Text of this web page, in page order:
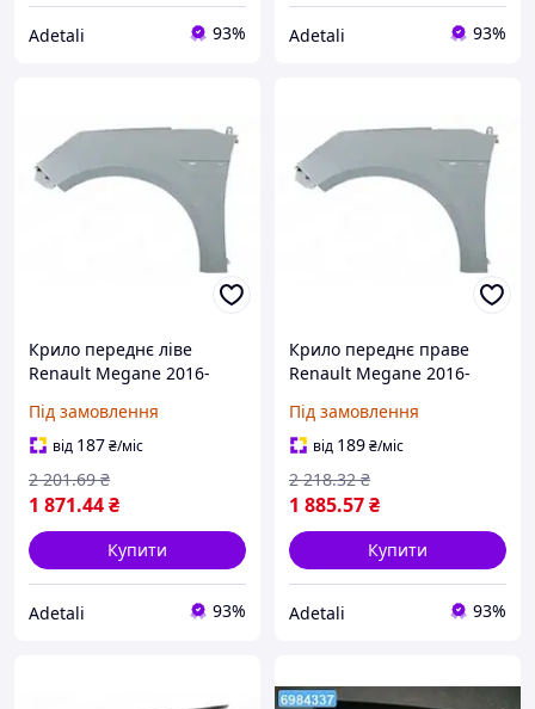
Adetali 93% Adetali 93%
Крило переднє ліве
Renault Megane 2016-
Під замовлення
від 187₴/міс
1 871.44₴
2 201.69 ₴
Купити
Adetali 93%
Крило переднє праве
Renault Megane 2016-
Під замовлення
від 189₴/міс
1 885.57₴
2 218.32 ₴
Купити
Adetali 93%